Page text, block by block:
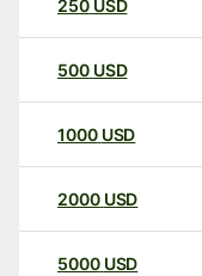
250 USD
500 USD
1000 USD
2000 USD
5000 USD